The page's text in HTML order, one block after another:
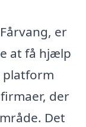
er
at få hjælp
platform
der
Det